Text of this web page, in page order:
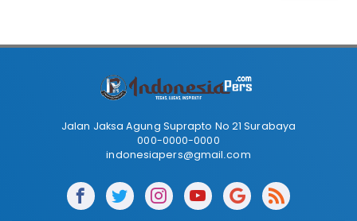
Jalan Jaksa Agung Suprapto No 21 Surabaya
000-0000-0000
indonesiapers@gmail.com